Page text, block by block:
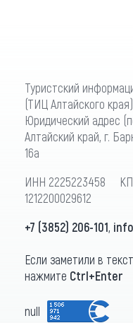
Туристский
(ТИЦ Алтайского края)
Юридический адрес
Алтайский край, г.
16а
ИНН 2225223458
1212200029612
+7 (3852) 206-101,
Если заметили в
нажмите Ctrl+Enter
null